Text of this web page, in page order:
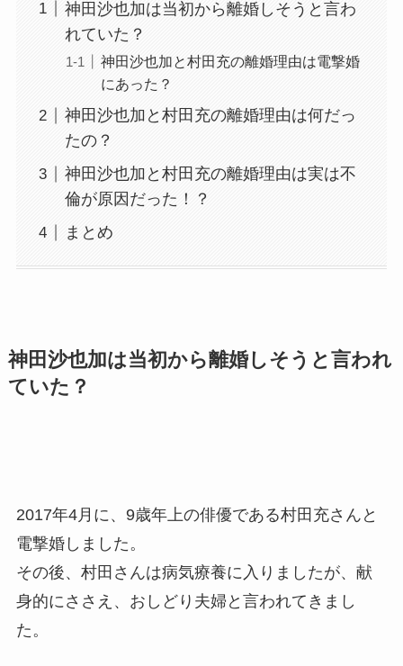
神田沙也加は当初から離婚しそうと言わ
れていた？
神田沙也加と村田充の離婚理由は電撃婚
にあった？
神田沙也加と村田充の離婚理由は何だっ
たの？
神田沙也加と村田充の離婚理由は実は不
倫が原因だった！？
まとめ
神田沙也加は当初から離婚しそうと言われ
ていた？
2017年4月に、9歳年上の俳優である村田充さんと
電撃婚しました。
その後、村田さんは病気療養に入りましたが、献
身的にささえ、おしどり夫婦と言われてきまし
た。